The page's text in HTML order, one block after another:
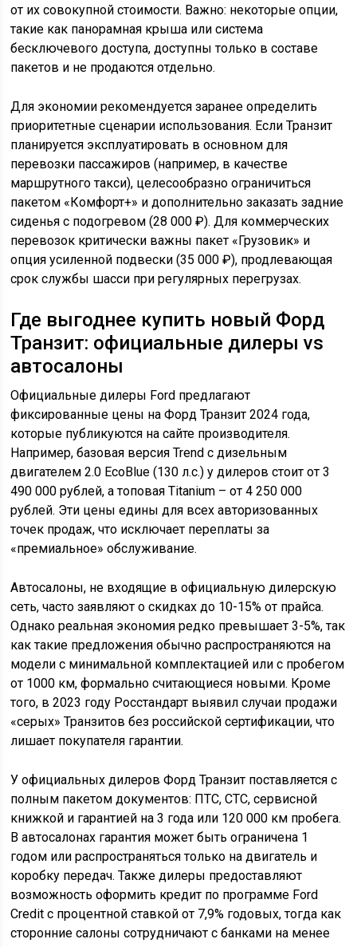
от их совокупной стоимости. Важно: некоторые опции,
такие как панорамная крыша или система
бесключевого доступа, доступны только в составе
пакетов и не продаются отдельно.
Для экономии рекомендуется заранее определить
приоритетные сценарии использования. Если Транзит
планируется эксплуатировать в основном для
перевозки пассажиров (например, в качестве
маршрутного такси), целесообразно ограничиться
пакетом «Комфорт+» и дополнительно заказать задние
сиденья с подогревом (28 000 ₽). Для коммерческих
перевозок критически важны пакет «Грузовик» и
опция усиленной подвески (35 000 ₽), продлевающая
срок службы шасси при регулярных перегрузах.
Где выгоднее купить новый Форд
Транзит: официальные дилеры vs
автосалоны
Официальные дилеры Ford предлагают
фиксированные цены на Форд Транзит 2024 года,
которые публикуются на сайте производителя.
Например, базовая версия Trend с дизельным
двигателем 2.0 EcoBlue (130 л.с.) у дилеров стоит от 3
490 000 рублей, а топовая Titanium – от 4 250 000
рублей. Эти цены едины для всех авторизованных
точек продаж, что исключает переплаты за
«премиальное» обслуживание.
Автосалоны, не входящие в официальную дилерскую
сеть, часто заявляют о скидках до 10-15% от прайса.
Однако реальная экономия редко превышает 3-5%, так
как такие предложения обычно распространяются на
модели с минимальной комплектацией или с пробегом
от 1000 км, формально считающиеся новыми. Кроме
того, в 2023 году Росстандарт выявил случаи продажи
«серых» Транзитов без российской сертификации, что
лишает покупателя гарантии.
У официальных дилеров Форд Транзит поставляется с
полным пакетом документов: ПТС, СТС, сервисной
книжкой и гарантией на 3 года или 120 000 км пробега.
В автосалонах гарантия может быть ограничена 1
годом или распространяться только на двигатель и
коробку передач. Также дилеры предоставляют
возможность оформить кредит по программе Ford
Credit с процентной ставкой от 7,9% годовых, тогда как
сторонние салоны сотрудничают с банками на менее